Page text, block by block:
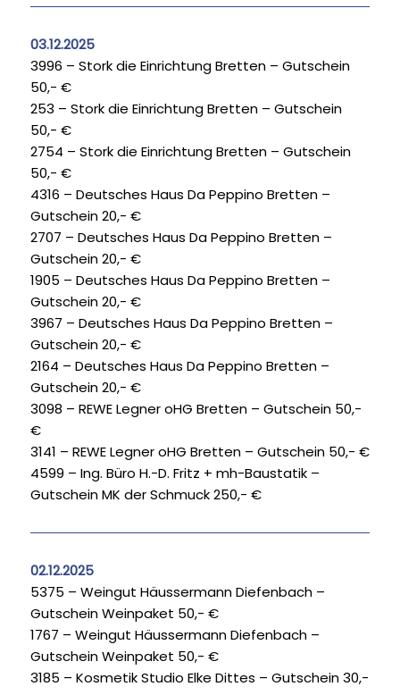
03.12.2025
3996 – Stork die Einrichtung Bretten – Gutschein
50,- €
253 – Stork die Einrichtung Bretten – Gutschein
50,- €
2754 – Stork die Einrichtung Bretten – Gutschein
50,- €
4316 – Deutsches Haus Da Peppino Bretten –
Gutschein 20,- €
2707 – Deutsches Haus Da Peppino Bretten –
Gutschein 20,- €
1905 – Deutsches Haus Da Peppino Bretten –
Gutschein 20,- €
3967 – Deutsches Haus Da Peppino Bretten –
Gutschein 20,- €
2164 – Deutsches Haus Da Peppino Bretten –
Gutschein 20,- €
3098 – REWE Legner oHG Bretten – Gutschein 50,-
€
3141 – REWE Legner oHG Bretten – Gutschein 50,- €
4599 – Ing. Büro H.-D. Fritz + mh-Baustatik –
Gutschein MK der Schmuck 250,- €
02.12.2025
5375 – Weingut Häussermann Diefenbach –
Gutschein Weinpaket 50,- €
1767 – Weingut Häussermann Diefenbach –
Gutschein Weinpaket 50,- €
3185 – Kosmetik Studio Elke Dittes – Gutschein 30,-